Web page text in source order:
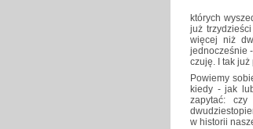
których
już
więcej niż
jednocześnie
czuję. I tak
Powiemy
kiedy - jak
zapytać:
w historii